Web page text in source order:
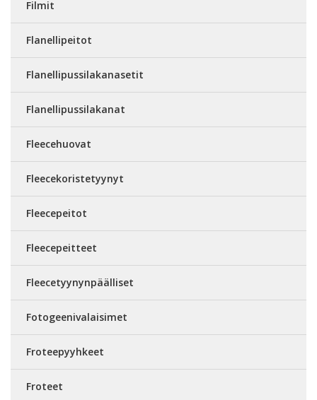
Filmit
Flanellipeitot
Flanellipussilakanasetit
Flanellipussilakanat
Fleecehuovat
Fleecekoristetyynyt
Fleecepeitot
Fleecepeitteet
Fleecetyynynpäälliset
Fotogeenivalaisimet
Froteepyyhkeet
Froteet